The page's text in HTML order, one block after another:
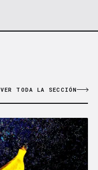
VER TODA LA SECCIÓN